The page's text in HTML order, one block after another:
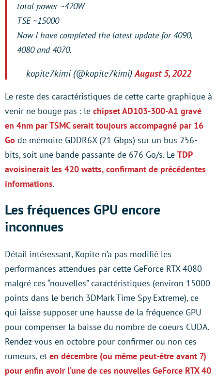
total power ~420W
TSE ~15000
Now I have completed the latest update for 4090,
4080 and 4070.
— kopite7kimi (@kopite7kimi)August 5, 2022
Le reste des caractéristiques de cette carte graphique à
venir ne bouge pas : le chipset AD103-300-A1 gravé
en 4nm par TSMC serait toujours accompagné par 16
Go de mémoire GDDR6X (21 Gbps) sur un bus 256-
bits, soit une bande passante de 676 Go/s. Le TDP
avoisinerait les 420 watts, confirmant de précédentes
informations.
Les fréquences GPU encore
inconnues
Détail intéressant, Kopite n’a pas modifié les
performances attendues par cette GeForce RTX 4080
malgré ces “nouvelles” caractéristiques (environ 15000
points dans le bench 3DMark Time Spy Extreme), ce
qui laisse supposer une hausse de la fréquence GPU
pour compenser la baisse du nombre de coeurs CUDA.
Rendez-vous en octobre pour confirmer ou non ces
rumeurs, et en décembre (ou même peut-être avant ?)
pour enfin avoir l’une de ces nouvelles GeForce RTX 40